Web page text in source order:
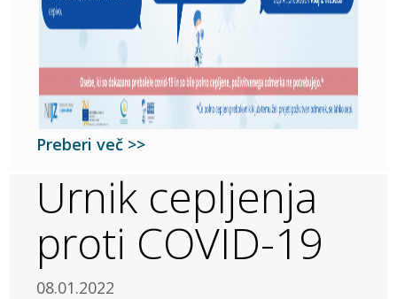
Preberi več >>
Urnik cepljenja
proti COVID-19
08.01.2022